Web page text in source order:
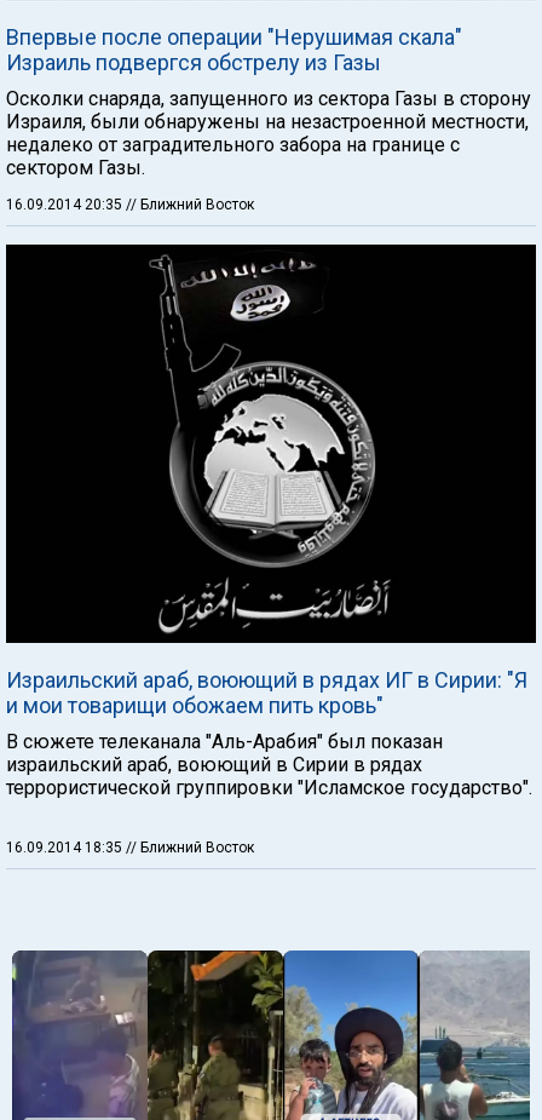
Впервые после операции "Нерушимая скала"
Израиль подвергся обстрелу из Газы
Осколки снаряда, запущенного из сектора Газы в сторону
Израиля, были обнаружены на незастроенной местности,
недалеко от заградительного забора на границе с
сектором Газы.
16.09.2014 20:35 // Ближний Восток
Израильский араб, воюющий в рядах ИГ в Сирии: "Я
и мои товарищи обожаем пить кровь"
В сюжете телеканала "Аль-Арабия" был показан
израильский араб, воюющий в Сирии в рядах
террористической группировки "Исламское государство".
16.09.2014 18:35 // Ближний Восток